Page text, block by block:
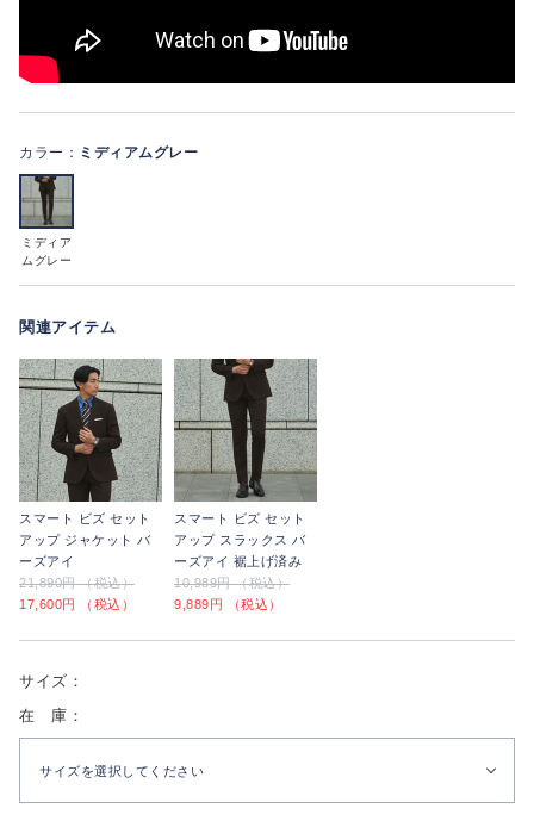
カラー： ミディアムグレー
ミディア
ムグレー
関連アイテム
スマート ビズ セット
アップ ジャケット バ
ーズアイ
21,890円 （税込）
17,600円 （税込）
スマート ビズ セット
アップ スラックス バ
ーズアイ 裾上げ済み
10,989円 （税込）
9,889円 （税込）
サイズ：
在 庫：
サイズを選択してください